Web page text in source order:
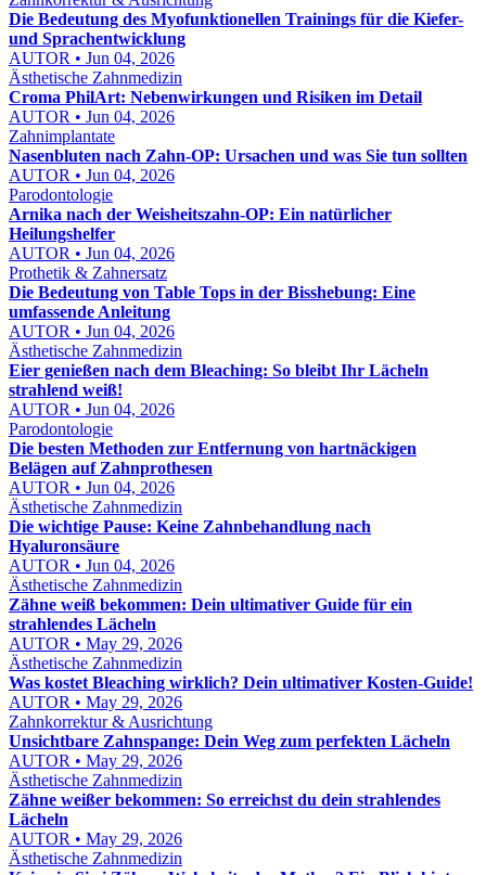
Die Bedeutung des Myofunktionellen Trainings für die Kiefer-
und Sprachentwicklung
AUTOR • Jun 04, 2026
Ästhetische Zahnmedizin
Croma PhilArt: Nebenwirkungen und Risiken im Detail
AUTOR • Jun 04, 2026
Zahnimplantate
Nasenbluten nach Zahn-OP: Ursachen und was Sie tun sollten
AUTOR • Jun 04, 2026
Parodontologie
Arnika nach der Weisheitszahn-OP: Ein natürlicher
Heilungshelfer
AUTOR • Jun 04, 2026
Prothetik & Zahnersatz
Die Bedeutung von Table Tops in der Bisshebung: Eine
umfassende Anleitung
AUTOR • Jun 04, 2026
Ästhetische Zahnmedizin
Eier genießen nach dem Bleaching: So bleibt Ihr Lächeln
strahlend weiß!
AUTOR • Jun 04, 2026
Parodontologie
Die besten Methoden zur Entfernung von hartnäckigen
Belägen auf Zahnprothesen
AUTOR • Jun 04, 2026
Ästhetische Zahnmedizin
Die wichtige Pause: Keine Zahnbehandlung nach
Hyaluronsäure
AUTOR • Jun 04, 2026
Ästhetische Zahnmedizin
Zähne weiß bekommen: Dein ultimativer Guide für ein
strahlendes Lächeln
AUTOR • May 29, 2026
Ästhetische Zahnmedizin
Was kostet Bleaching wirklich? Dein ultimativer Kosten-Guide!
AUTOR • May 29, 2026
Zahnkorrektur & Ausrichtung
Unsichtbare Zahnspange: Dein Weg zum perfekten Lächeln
AUTOR • May 29, 2026
Ästhetische Zahnmedizin
Zähne weißer bekommen: So erreichst du dein strahlendes
Lächeln
AUTOR • May 29, 2026
Ästhetische Zahnmedizin